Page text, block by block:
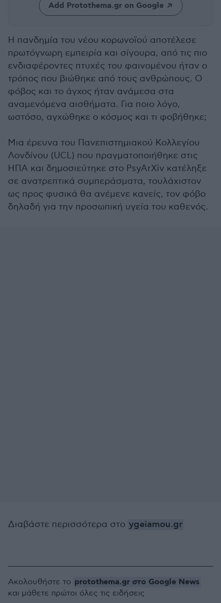
Add Protothema.gr on Google
Η πανδημία του νέου κορωνοϊού αποτέλεσε
πρωτόγνωρη εμπειρία και σίγουρα, από τις πιο
ενδιαφέροντες πτυχές του φαινομένου ήταν ο
τρόπος που βιώθηκε από τους ανθρώπους. Ο
φόβος και το άγχος ήταν ανάμεσα στα
αναμενόμενα αισθήματα. Για ποιο λόγο,
ωστόσο, αγχώθηκε ο κόσμος και τι φοβήθηκε;
Μια έρευνα του Πανεπιστημιακού Κολλεγίου
Λονδίνου (UCL) που πραγματοποιήθηκε στις
ΗΠΑ και δημοσιεύτηκε στο PsyArXiv κατέληξε
σε ανατρεπτικά συμπεράσματα, τουλάχιστον
ως προς φυσικά θα ανέμενε κανείς, τον φόβο
δηλαδή για την προσωπική υγεία του καθενός.
Διαβάστε περισσότερα στο ygeiamou.gr
Ακολουθήστε το protothema.gr στο Google News
και μάθετε πρώτοι όλες τις ειδήσεις